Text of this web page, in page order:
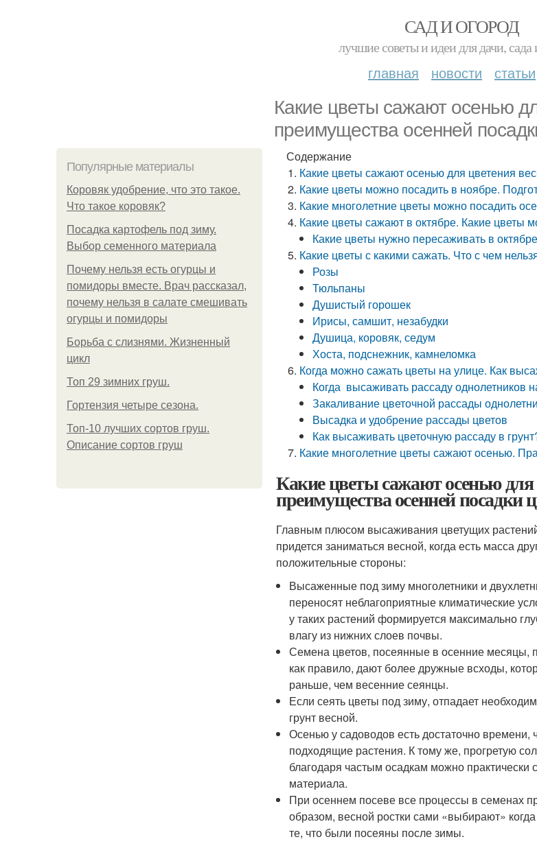
САД И ОГОРОД
лучшие советы и идеи для дачи, сада
главная новости статьи
Какие цветы сажают осенью
преимущества осенней
Популярные материалы
Коровяк удобрение, что это такое.
Что такое коровяк?
Посадка картофель под зиму.
Выбор семенного материала
Почему нельзя есть огурцы и
помидоры вместе. Врач рассказал,
почему нельзя в салате смешивать
огурцы и помидоры
Борьба с слизнями. Жизненный
цикл
Топ 29 зимних груш.
Гортензия четыре сезона.
Топ-10 лучших сортов груш.
Описание сортов груш
Содержание
Какие цветы сажают осенью для цветения
Какие цветы можно посадить в ноябре.
Какие многолетние цветы можно посадить
Какие цветы сажают в октябре. Какие цветы
Какие цветы нужно пересаживать в
Какие цветы с какими сажать. Что с чем
Розы
Тюльпаны
Душистый горошек
Ирисы, самшит, незабудки
Душица, коровяк, седум
Хоста, подснежник, камнеломка
Когда можно сажать цветы на улице. Как
Когда высаживать рассаду однолетников
Закаливание цветочной рассады
Высадка и удобрение рассады цветов
Как высаживать цветочную рассаду в
Какие многолетние цветы сажают осенью.
Какие цветы сажают осенью
преимущества осенней посадки
Главным плюсом высаживания цветущих
придется заниматься весной, когда есть масса
положительные стороны:
Высаженные под зиму многолетники и
переносят неблагоприятные климатические
у таких растений формируется максимально
влагу из нижних слоев почвы.
Семена цветов, посеянные в осенние месяцы,
как правило, дают более дружные всходы,
раньше, чем весенние сеянцы.
Если сеять цветы под зиму, отпадает
грунт весной.
Осенью у садоводов есть достаточно
подходящие растения. К тому же, прогретую
благодаря частым осадкам можно практически
материала.
При осеннем посеве все процессы в семенах
образом, весной ростки сами «выбирают»
те, что были посеяны после зимы.